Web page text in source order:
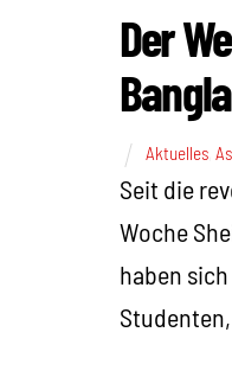
Der
Aktuelles,
Seit die
Woche
haben